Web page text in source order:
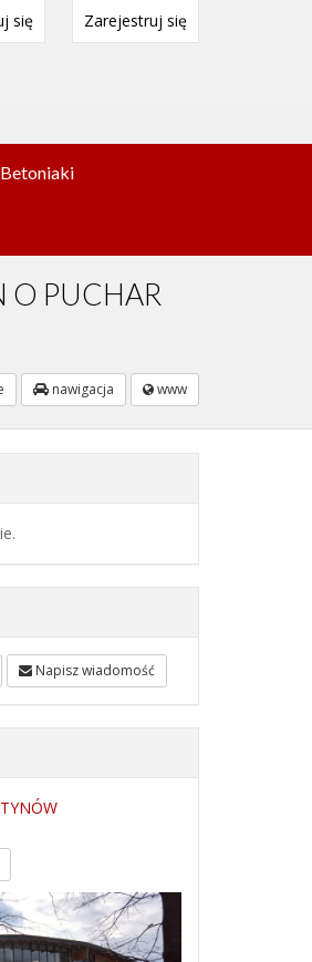
się Zarejestruj się
Betoniaki
O PUCHAR
nawigacja www
Napisz wiadomość